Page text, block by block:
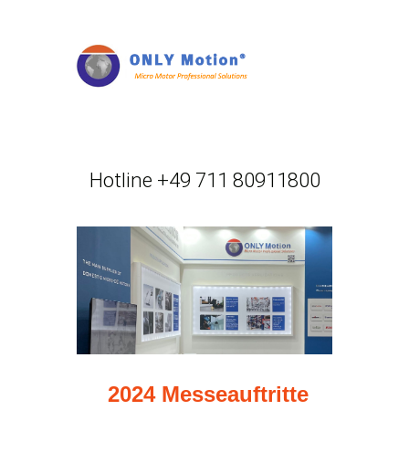
Hotline +49 711 80911800
2024 Messeauftritte